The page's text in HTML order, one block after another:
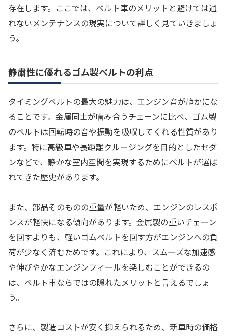
存在します。ここでは、ベルト車のメリットと避けては通
れないメンテナンスの現実について詳しく見ていきましょ
う。
静粛性に優れるゴム製ベルトの利点
タイミングベルトの最大の魅力は、エンジン音が静かにな
ることです。金属同士が噛み合うチェーンに比べ、ゴム製
のベルトは回転時の音や振動を吸収してくれる性質があり
ます。特に高級車や長距離クルージングを目的としたセダ
ンなどで、静かな室内空間を実現するためにベルトが選ば
れてきた歴史があります。
また、部品そのものの重量が軽いため、エンジンのレスポ
ンスが軽快になる傾向があります。金属製の重いチェーン
を回すよりも、軽いゴムベルトを回す方がエンジンへの負
荷が少なく済むためです。これにより、スムーズな加速感
や伸びやかなエンジンフィールを楽しむことができるの
は、ベルト車ならではの隠れたメリットと言えるでしょ
う。
さらに、製造コストが安く抑えられるため、新車時の価格